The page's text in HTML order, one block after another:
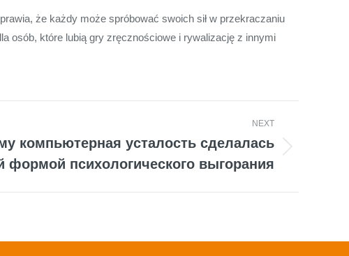
że każdy może spróbować swoich sił w przekraczaniu
osób, które lubią gry zręcznościowe i rywalizację z innymi
NEXT
компьютерная усталость сделалась
формой психологического выгорания